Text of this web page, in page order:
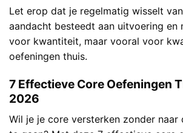
Let erop dat je regelmatig wisselt
aandacht besteedt aan uitvoering en
voor kwantiteit, maar vooral voor
oefeningen thuis.
7 Effectieve Core Oefeningen
2026
Wil je je core versterken zonder naar